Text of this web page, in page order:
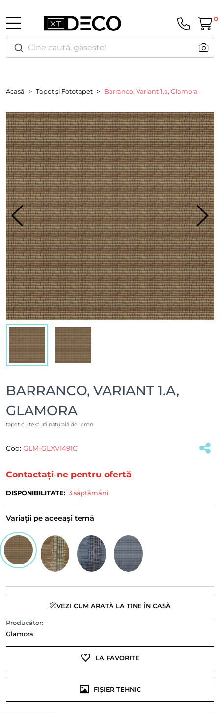
Cine caută, găsește!
0
Acasă Tapet și Fototapet Barranco, Variant 1.a, Glamora
BARRANCO, VARIANT 1.A,
GLAMORA
tapet cu textură naturală de lemn
Cod: GLM-GLXVI491C
Contactați-ne pentru ofertă
DISPONIBILITATE: 3 săptămâni
Variații pe aceeași temă
VEZI CUM ARATĂ LA TINE ÎN CASĂ
Producător:
Glamora
LA FAVORITE
FIȘIER TEHNIC